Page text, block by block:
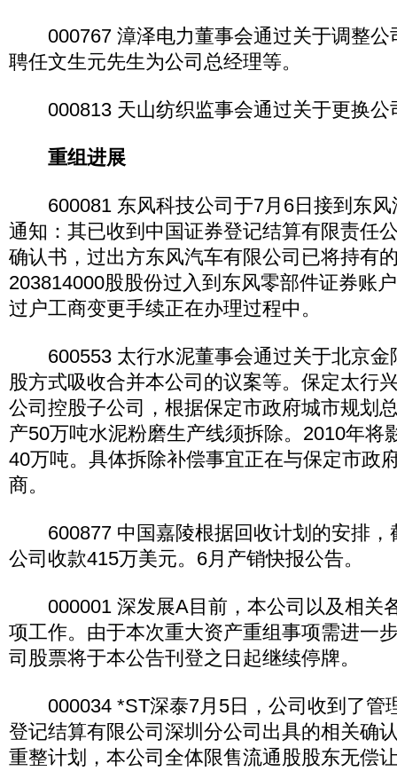
000767 漳泽电力董事会通过关于调整公
聘任文生元先生为公司总经理等。
000813 天山纺织监事会通过关于更换公
重组进展
600081 东风科技公司于7月6日接到东风
通知：其已收到中国证券登记结算有限责任
确认书，过出方东风汽车有限公司已将持有
203814000股股份过入到东风零部件证券账
过户工商变更手续正在办理过程中。
600553 太行水泥董事会通过关于北京金
股方式吸收合并本公司的议案等。保定太行
公司控股子公司，根据保定市政府城市规划
产50万吨水泥粉磨生产线须拆除。2010年将
40万吨。具体拆除补偿事宜正在与保定市政
商。
600877 中国嘉陵根据回收计划的安排，
公司收款415万美元。6月产销快报公告。
000001 深发展A目前，本公司以及相关
项工作。由于本次重大资产重组事项需进一
司股票将于本公告刊登之日起继续停牌。
000034 *ST深泰7月5日，公司收到了管
登记结算有限公司深圳分公司出具的相关确
重整计划，本公司全体限售流通股股东无偿